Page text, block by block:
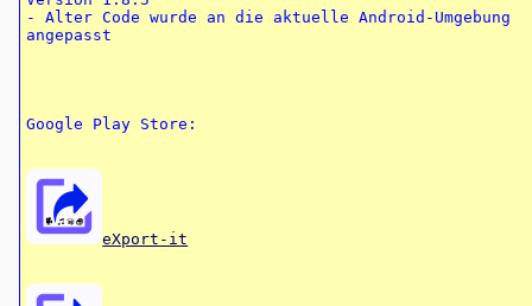
- Alter Code wurde an die aktuelle Android-Umgebung
angepasst
eXport-it